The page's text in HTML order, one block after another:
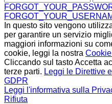
In questo sito vengono
per garantire un servizio
maggiori informazioni su
cookie, leggi la nostra
Cliccando sul tasto Accetta
terze parti. Leggi le Direttive
GDPR
Leggi l'informativa sulla
Rifiuta